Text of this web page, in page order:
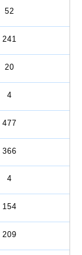
52
241
20
4
477
366
4
154
209